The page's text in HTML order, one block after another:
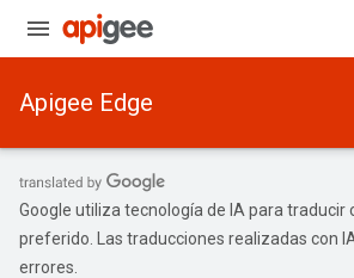
Apigee Edge
Google utiliza tecnología de IA para traducir
preferido. Las traducciones realizadas con
errores.